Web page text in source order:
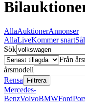
AllaAuktionerAnnonser
AllaLiveKommer snart
Sök
Från
årsmodell
Rensa
Filtrera
Mercedes-
BenzVolvoBMWFord